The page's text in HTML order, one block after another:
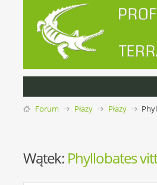
Forum Płazy Płazy
Wątek: Phyllobates